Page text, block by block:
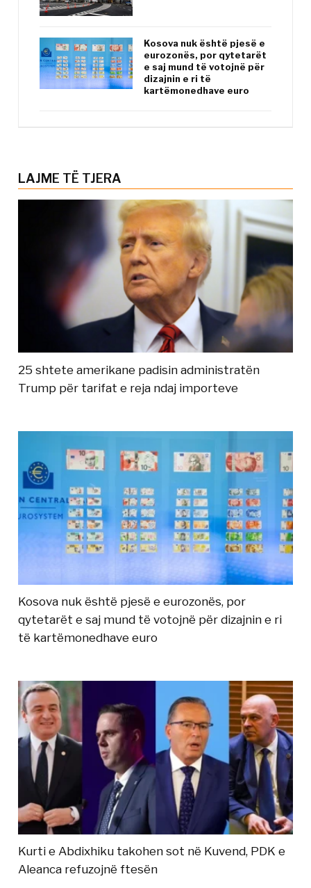
Kosova nuk është pjesë e
eurozonës, por qytetarët
e saj mund të votojnë për
dizajnin e ri të
kartëmonedhave euro
LAJME TË TJERA
25 shtete amerikane padisin administratën
Trump për tarifat e reja ndaj importeve
Kosova nuk është pjesë e eurozonës, por
qytetarët e saj mund të votojnë për dizajnin e ri
të kartëmonedhave euro
Kurti e Abdixhiku takohen sot në Kuvend, PDK e
Aleanca refuzojnë ftesën